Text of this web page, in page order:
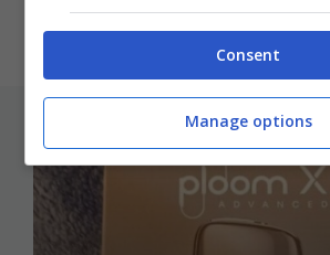
ULTIMI ARTICOLI
Consent
Manage options